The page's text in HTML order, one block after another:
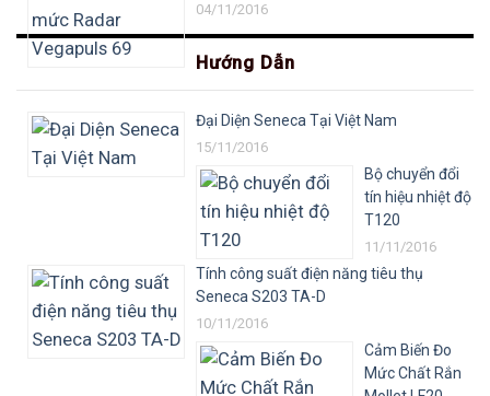
04/11/2016
Hướng Dẫn
Đại Diện Seneca Tại Việt Nam
15/11/2016
Bộ chuyển đổi
tín hiệu nhiệt độ
T120
11/11/2016
Tính công suất điện năng tiêu thụ
Seneca S203 TA-D
10/11/2016
Cảm Biến Đo
Mức Chất Rắn